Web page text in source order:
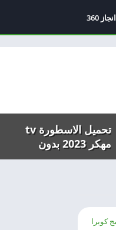
انجاز 360
تحميل الاسطورة tv
مهكر 2023 بدون
اعلانات احر اصدار